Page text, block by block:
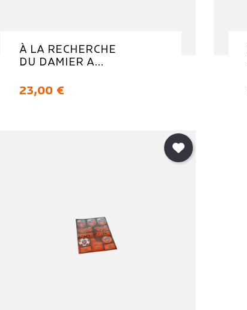
À LA RECHERCHE
DU DAMIER A...
Prix
23,00 €